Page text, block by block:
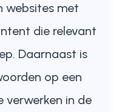
websites met
die relevant
Daarnaast is
op een
verwerken in de